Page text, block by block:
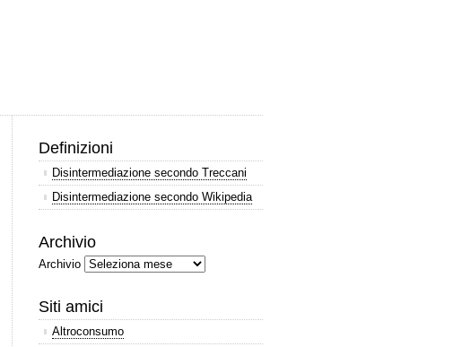
Definizioni
Disintermediazione secondo Treccani
Disintermediazione secondo Wikipedia
Archivio
Archivio
Siti amici
Altroconsumo